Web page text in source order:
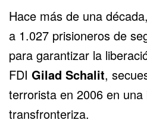
Hace más de una
a 1.027 prisioneros de
para garantizar la
FDI Gilad Schalit,
terrorista en 2006 en una
transfronteriza.